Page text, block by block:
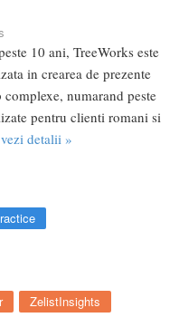
10 ani, TreeWorks este
in crearea de prezente
numarand peste
pentru clienti romani si
vezi detalii »
ZelistInsights